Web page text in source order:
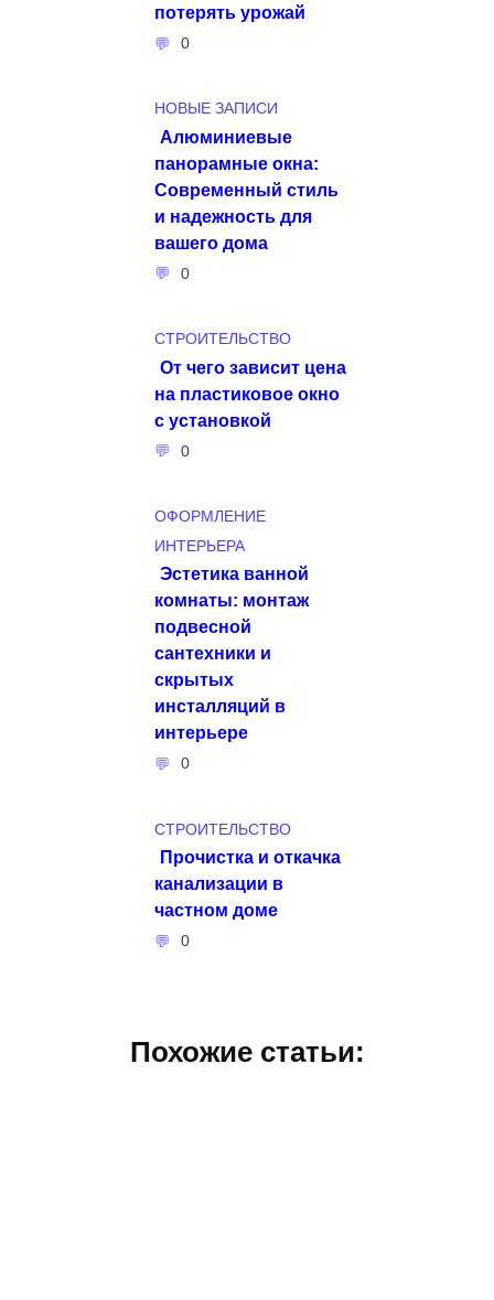
потерять урожай
0
НОВЫЕ ЗАПИСИ
Алюминиевые
панорамные окна:
Современный стиль
и надежность для
вашего дома
0
СТРОИТЕЛЬСТВО
От чего зависит цена
на пластиковое окно
с установкой
0
ОФОРМЛЕНИЕ
ИНТЕРЬЕРА
Эстетика ванной
комнаты: монтаж
подвесной
сантехники и
скрытых
инсталляций в
интерьере
0
СТРОИТЕЛЬСТВО
Прочистка и откачка
канализации в
частном доме
0
Похожие статьи: